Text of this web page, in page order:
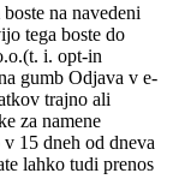
na navedeni
tega boste do
i. opt-in
gumb Odjava v e-
trajno ali
za namene
15 dneh od dneva
lahko tudi prenos